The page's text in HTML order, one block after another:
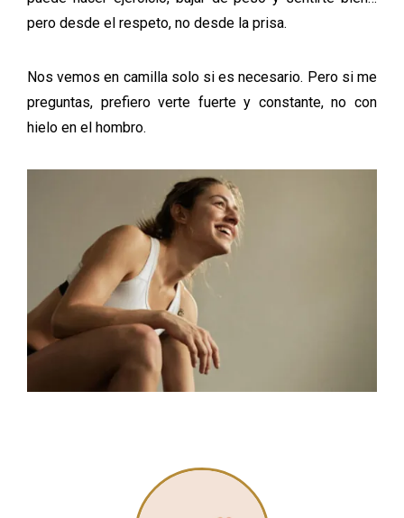
pero desde el respeto, no desde la prisa.
Nos vemos en camilla solo si es necesario. Pero si me
preguntas, prefiero verte fuerte y constante, no con
hielo en el hombro.